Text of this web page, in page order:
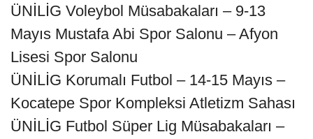
ÜNİLİG Voleybol Müsabakaları – 9-13
Mayıs Mustafa Abi Spor Salonu – Afyon
Lisesi Spor Salonu
ÜNİLİG Korumalı Futbol – 14-15 Mayıs –
Kocatepe Spor Kompleksi Atletizm Sahası
ÜNİLİG Futbol Süper Lig Müsabakaları –